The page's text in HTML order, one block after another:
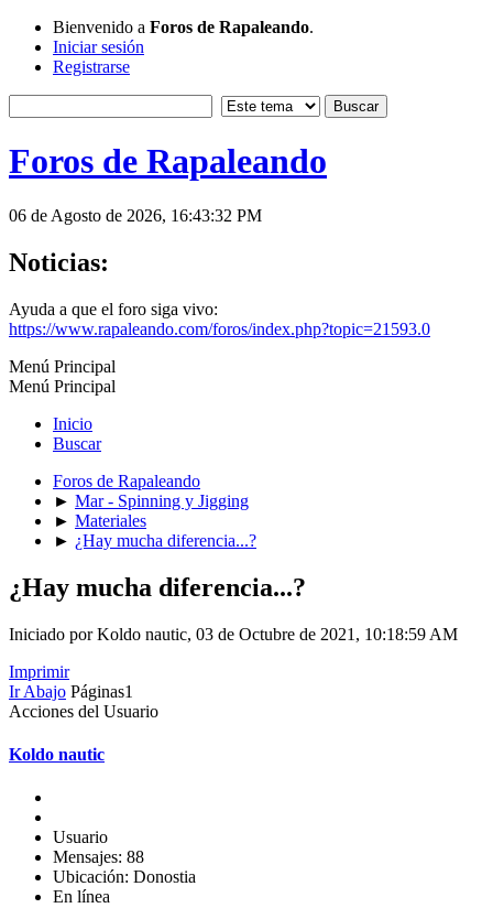
Bienvenido a Foros de Rapaleando.
Iniciar sesión
Registrarse
Foros de Rapaleando
06 de Agosto de 2026, 16:43:32 PM
Noticias:
Ayuda a que el foro siga vivo:
https://www.rapaleando.com/foros/index.php?topic=21593.0
Menú Principal
Menú Principal
Inicio
Buscar
Foros de Rapaleando
► Mar - Spinning y Jigging
► Materiales
► ¿Hay mucha diferencia...?
¿Hay mucha diferencia...?
Iniciado por Koldo nautic, 03 de Octubre de 2021, 10:18:59 AM
Imprimir
Ir Abajo Páginas1
Acciones del Usuario
Koldo nautic
Usuario
Mensajes: 88
Ubicación: Donostia
En línea